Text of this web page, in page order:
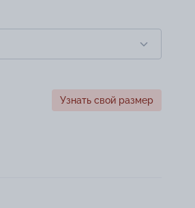
Узнать свой размер